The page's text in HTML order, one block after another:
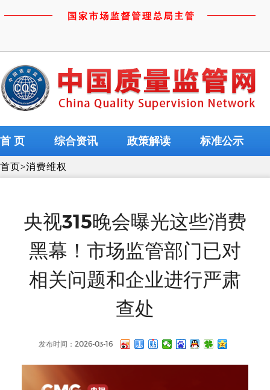
首 页 综合资讯 政策解读 标准公示
首页>消费维权
央视315晚会曝光这些消费
黑幕！市场监管部门已对
相关问题和企业进行严肃
查处
发布时间：2026-03-16